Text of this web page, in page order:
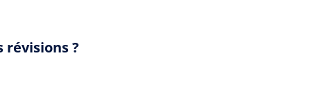
révisions ?